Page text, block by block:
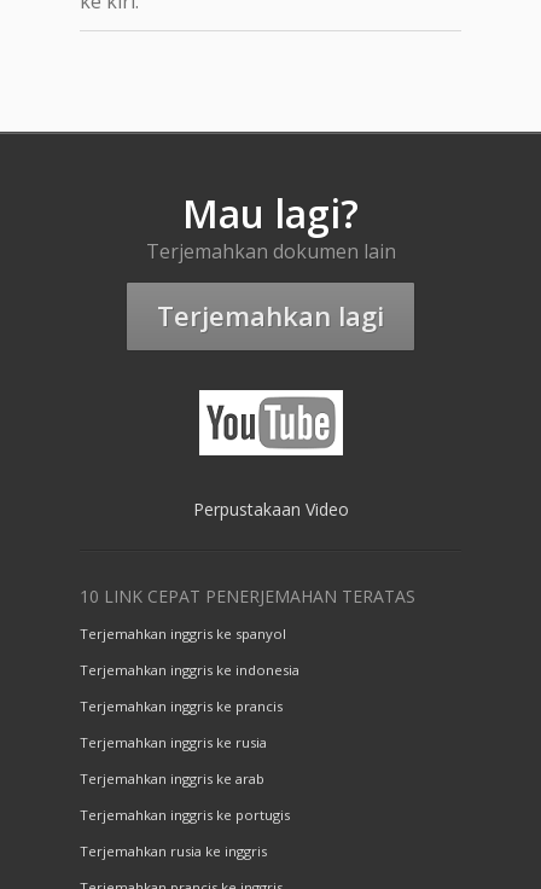
Mau lagi?
Terjemahkan dokumen lain
Terjemahkan lagi
Perpustakaan Video
10 LINK CEPAT PENERJEMAHAN TERATAS
Terjemahkan inggris ke spanyol
Terjemahkan inggris ke indonesia
Terjemahkan inggris ke prancis
Terjemahkan inggris ke rusia
Terjemahkan inggris ke arab
Terjemahkan inggris ke portugis
Terjemahkan rusia ke inggris